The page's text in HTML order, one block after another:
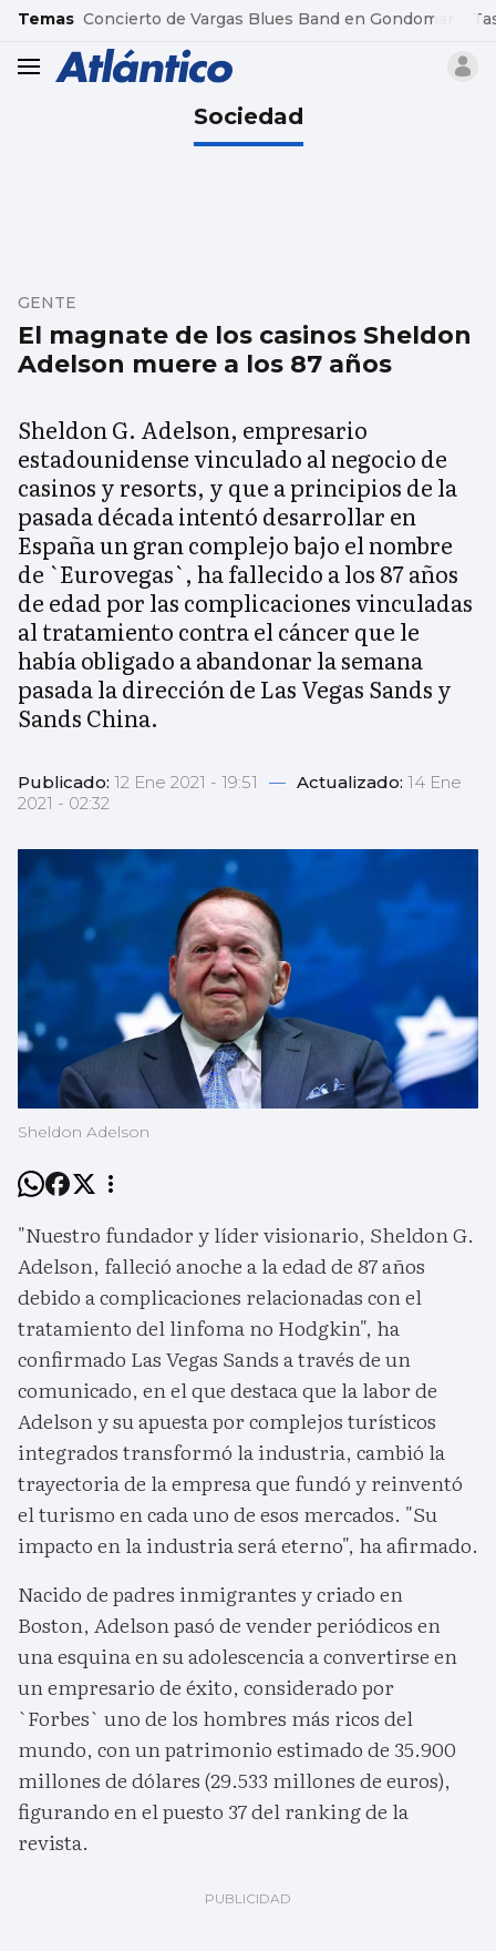
common.go-to-content
Temas Concierto de Vargas Blues Band en Gondomar
header.menu.open
Sociedad
El magnate de los casinos Sheldon
Adelson muere a los 87 años
GENTE
Sheldon G. Adelson, empresario
estadounidense vinculado al negocio de
casinos y resorts, y que a principios de la
pasada década intentó desarrollar en
España un gran complejo bajo el nombre
de `Eurovegas`, ha fallecido a los 87 años
de edad por las complicaciones vinculadas
al tratamiento contra el cáncer que le
había obligado a abandonar la semana
pasada la dirección de Las Vegas Sands y
Sands China.
Publicado: 12 Ene 2021 - 19:51 — Actualizado: 14 Ene
2021 - 02:32
Sheldon Adelson
"Nuestro fundador y líder visionario, Sheldon G.
Adelson, falleció anoche a la edad de 87 años
debido a complicaciones relacionadas con el
tratamiento del linfoma no Hodgkin", ha
confirmado Las Vegas Sands a través de un
comunicado, en el que destaca que la labor de
Adelson y su apuesta por complejos turísticos
integrados transformó la industria, cambió la
trayectoria de la empresa que fundó y reinventó
el turismo en cada uno de esos mercados. "Su
impacto en la industria será eterno", ha afirmado.
Nacido de padres inmigrantes y criado en
Boston, Adelson pasó de vender periódicos en
una esquina en su adolescencia a convertirse en
un empresario de éxito, considerado por
`Forbes` uno de los hombres más ricos del
mundo, con un patrimonio estimado de 35.900
millones de dólares (29.533 millones de euros),
figurando en el puesto 37 del ranking de la
revista.